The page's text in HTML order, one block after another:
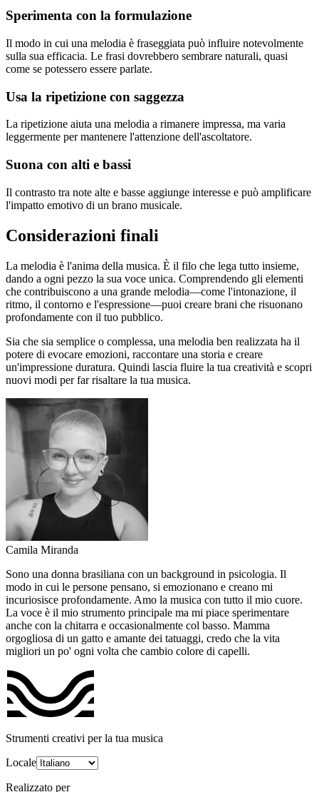
Sperimenta con la formulazione
Il modo in cui una melodia è fraseggiata può influire notevolmente
sulla sua efficacia. Le frasi dovrebbero sembrare naturali, quasi
come se potessero essere parlate.
Usa la ripetizione con saggezza
La ripetizione aiuta una melodia a rimanere impressa, ma varia
leggermente per mantenere l'attenzione dell'ascoltatore.
Suona con alti e bassi
Il contrasto tra note alte e basse aggiunge interesse e può amplificare
l'impatto emotivo di un brano musicale.
Considerazioni finali
La melodia è l'anima della musica. È il filo che lega tutto insieme,
dando a ogni pezzo la sua voce unica. Comprendendo gli elementi
che contribuiscono a una grande melodia—come l'intonazione, il
ritmo, il contorno e l'espressione—puoi creare brani che risuonano
profondamente con il tuo pubblico.
Sia che sia semplice o complessa, una melodia ben realizzata ha il
potere di evocare emozioni, raccontare una storia e creare
un'impressione duratura. Quindi lascia fluire la tua creatività e scopri
nuovi modi per far risaltare la tua musica.
Camila Miranda
Sono una donna brasiliana con un background in psicologia. Il
modo in cui le persone pensano, si emozionano e creano mi
incuriosisce profondamente. Amo la musica con tutto il mio cuore.
La voce è il mio strumento principale ma mi piace sperimentare
anche con la chitarra e occasionalmente col basso. Mamma
orgogliosa di un gatto e amante dei tatuaggi, credo che la vita
migliori un po' ogni volta che cambio colore di capelli.
Strumenti creativi per la tua musica
Locale
Realizzato per